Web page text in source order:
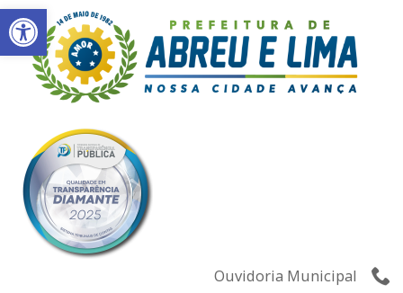
Abrir a barra de ferramentas
Skip
to
content
Ouvidoria Municipal